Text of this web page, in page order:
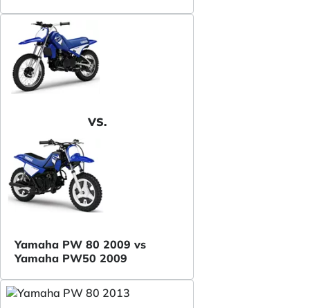
VS.
Yamaha PW 80 2009 vs
Yamaha PW50 2009